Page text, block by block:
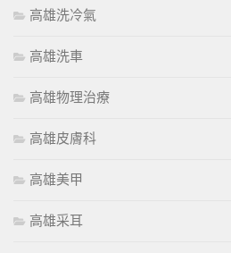
高雄洗冷氣
高雄洗車
高雄物理治療
高雄皮膚科
高雄美甲
高雄采耳